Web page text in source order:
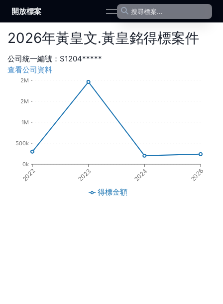
開放標案 open navigation menu
2026年黃皇文.黃皇銘得標案件
公司統一編號： S1204*****
查看公司資料
2022 2023 2024 2026
0k
500k
1M
2M
2M
得標金額